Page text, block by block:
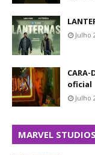
Julho
oficial
Julho
MARVEL STUDIOS